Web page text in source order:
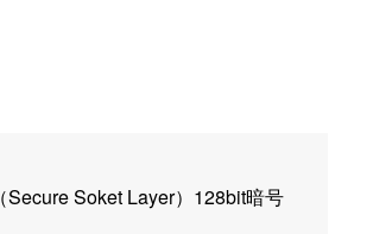
Soket Layer）128bit暗号